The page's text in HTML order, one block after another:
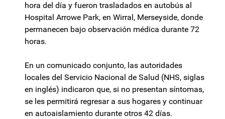
hora del día y fueron trasladados en autobús al
Hospital Arrowe Park, en Wirral, Merseyside, donde
permanecen bajo observación médica durante 72
horas.
En un comunicado conjunto, las autoridades
locales del Servicio Nacional de Salud (NHS, siglas
en inglés) indicaron que, si no presentan síntomas,
se les permitirá regresar a sus hogares y continuar
en autoaislamiento durante otros 42 días.